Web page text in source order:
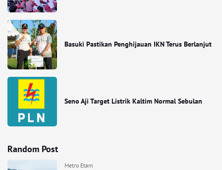
Basuki Pastikan Penghijauan IKN Terus Berlanjut
Seno Aji Target Listrik Kaltim Normal Sebulan
Random Post
Metro Etam